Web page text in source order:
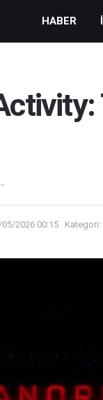
HABER
05/2026 00:15 Kategori: